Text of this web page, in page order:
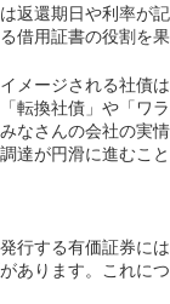
返還期日や利率が
借用証書の役割を果
メージされる社債
転換社債」や「ワ
なさんの会社の実
達が円滑に進むこと
行する有価証券に
あります。これに